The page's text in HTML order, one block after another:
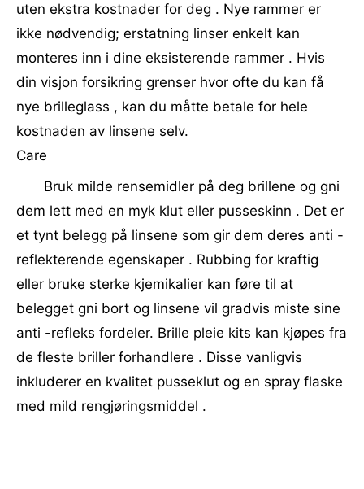
uten ekstra kostnader for deg . Nye rammer er
ikke nødvendig; erstatning linser enkelt kan
monteres inn i dine eksisterende rammer . Hvis
din visjon forsikring grenser hvor ofte du kan få
nye brilleglass , kan du måtte betale for hele
kostnaden av linsene selv.
Care
Bruk milde rensemidler på deg brillene og gni
dem lett med en myk klut eller pusseskinn . Det er
et tynt belegg på linsene som gir dem deres anti -
reflekterende egenskaper . Rubbing for kraftig
eller bruke sterke kjemikalier kan føre til at
belegget gni bort og linsene vil gradvis miste sine
anti -refleks fordeler. Brille pleie kits kan kjøpes fra
de fleste briller forhandlere . Disse vanligvis
inkluderer en kvalitet pusseklut og en spray flaske
med mild rengjøringsmiddel .